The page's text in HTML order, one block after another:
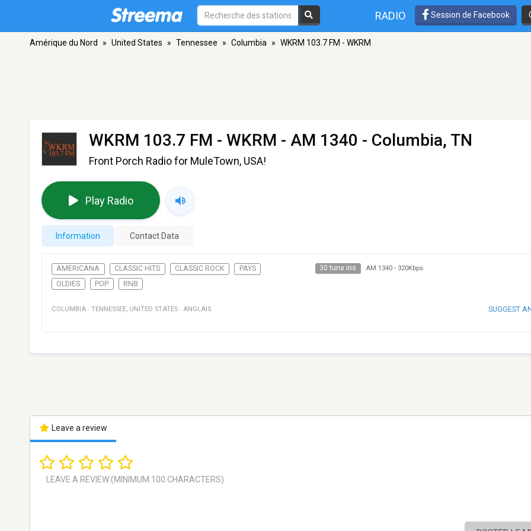
RADIO Session de Facebook
Amérique du Nord » United States » Tennessee » Columbia » WKRM 103.7 FM - WKRM
WKRM 103.7 FM - WKRM - AM 1340 - Columbia, TN
Front Porch Radio for MuleTown, USA!
Play Radio
Information Contact Data
AMERICANA CLASSIC HITS CLASSIC ROCK
PAYS
OLDIES
POP RNB
30 tune ins AM 1340- 320Kbps
COLUMBIA · TENNESSEE, UNITED STATES · ANGLAIS SUGGEST
Leave a review